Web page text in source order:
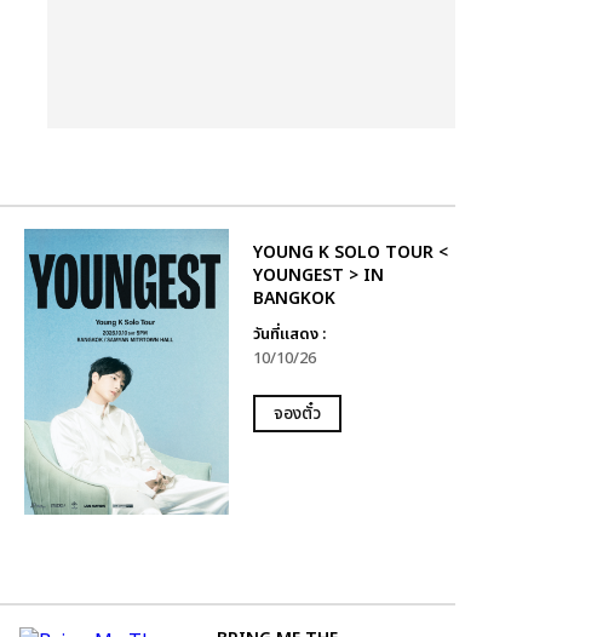
YOUNG K SOLO TOUR <
YOUNGEST > IN
BANGKOK
วันที่แสดง :
10/10/26
จองตั๋ว